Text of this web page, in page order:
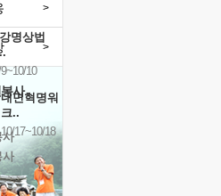
명상법
10
내면혁명워
크..
10/17~10/18
>
>
사
사
사